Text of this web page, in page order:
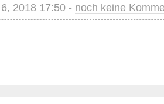
2018 17:50 - noch keine